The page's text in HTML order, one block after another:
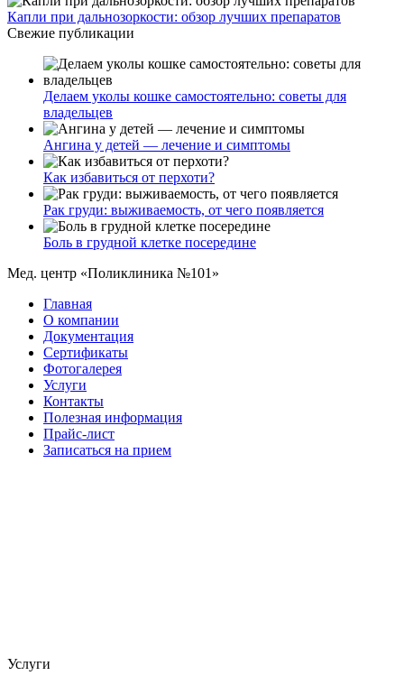
Капли при дальнозоркости: обзор лучших препаратов
Свежие публикации
Делаем уколы кошке самостоятельно: советы для
владельцев
Ангина у детей — лечение и симптомы
Как избавиться от перхоти?
Рак груди: выживаемость, от чего появляется
Боль в грудной клетке посередине
Мед. центр «Поликлиника №101»
Главная
О компании
Документация
Сертификаты
Фотогалерея
Услуги
Контакты
Полезная информация
Прайс-лист
Записаться на прием
Услуги